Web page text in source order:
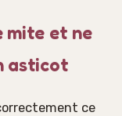
mite et ne
asticot
ce